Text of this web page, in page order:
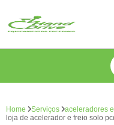
Home Serviços aceleradores
loja de acelerador e freio solo